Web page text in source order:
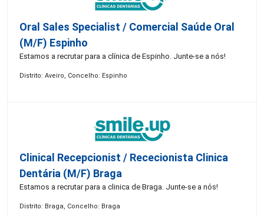
Oral Sales Specialist / Comercial Saúde Oral
(M/F) Espinho
Estamos a recrutar para a clínica de Espinho. Junte-se a nós!
Distrito: Aveiro, Concelho: Espinho
Clinical Recepcionist / Rececionista Clinica
Dentária (M/F) Braga
Estamos a recrutar para a clinica de Braga. Junte-se a nós!
Distrito: Braga, Concelho: Braga